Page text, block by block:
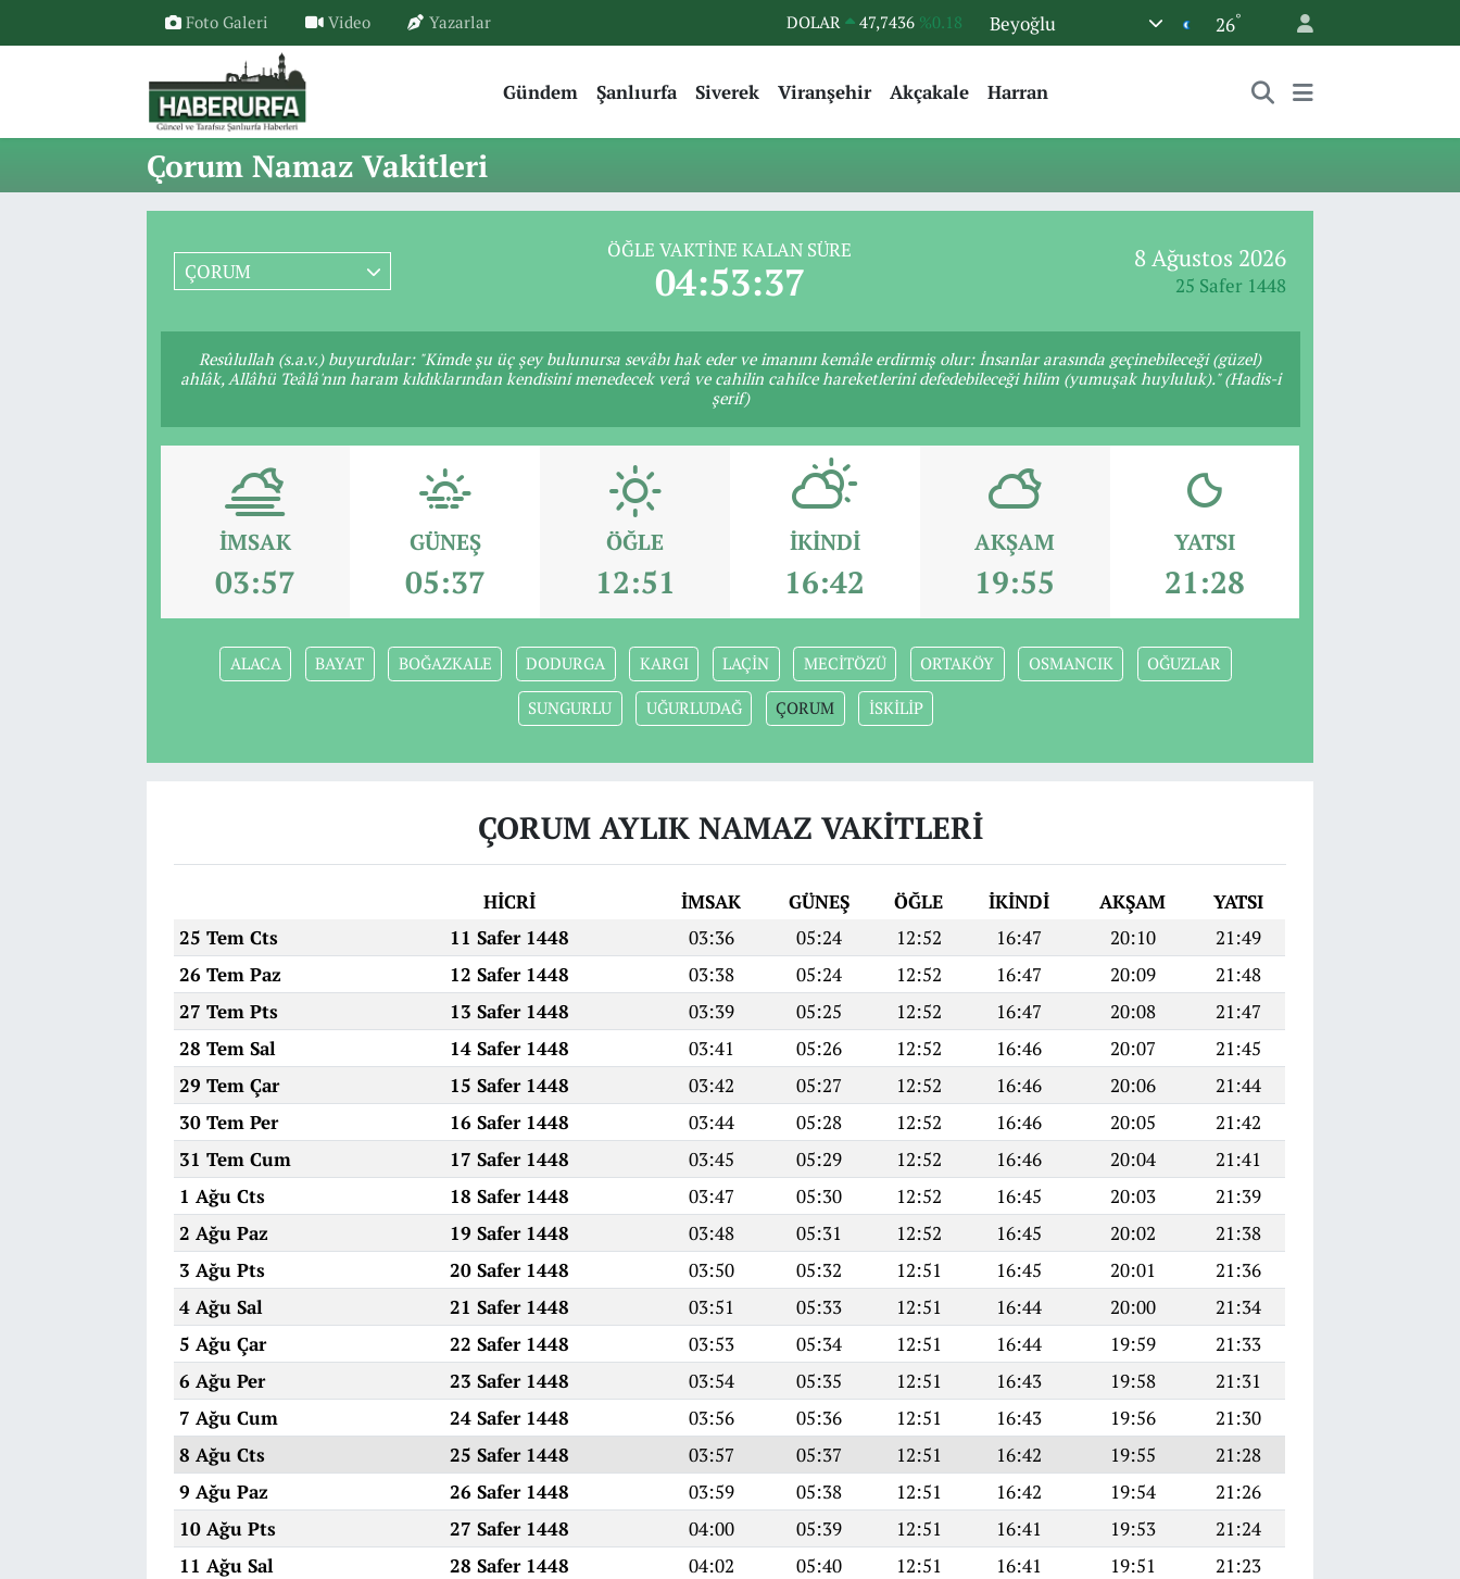
Foto Galeri Video Yazarlar DOLAR 47,7436 %0.18
STERLİN
64,4811 %0.38
GRAM ALTIN
6660.55 %0.03
BITCOIN
64.959,79 %1.11
Beyoğlu 26°
Gündem Şanlıurfa Siverek Viranşehir Akçakale Harran
Çorum Namaz Vakitleri
ÇORUM
ÖĞLE VAKTINE KALAN SÜRE
04:53:37 8 Ağustos 2026
25 Safer 1448
Resûlullah (s.a.v.) buyurdular: "Kimde şu üç şey bulunursa sevâbı hak eder ve imanını kemâle erdirmiş olur: İnsanlar arasında geçinebileceği (güzel)
ahlâk, Allâhü Teâlâ'nın haram kıldıklarından kendisini menedecek verâ ve cahilin cahilce hareketlerini defedebileceği hilim (yumuşak huyluluk)." (Hadis-i
şerif)
İMSAK
03:57
GÜNEŞ
05:37
ÖĞLE
12:51
İKINDI
16:42
AKŞAM
19:55
YATSI
21:28
ALACA BAYAT BOĞAZKALE DODURGA KARGI LAÇİN MECİTÖZÜ ORTAKÖY OSMANCIK OĞUZLAR
SUNGURLU UĞURLUDAĞ ÇORUM İSKİLİP
ÇORUM AYLIK NAMAZ VAKITLERI
HİCRİ İMSAK GÜNEŞ ÖĞLE İKINDI AKŞAM
YATSI
25 Tem Cts
11 Safer 1448 03:36 05:24 12:52 16:47 20:10
21:49
26 Tem Paz
12 Safer 1448 03:38 05:24 12:52 16:47 20:09
21:48
27 Tem Pts
13 Safer 1448 03:39 05:25 12:52 16:47 20:08
21:47
28 Tem Sal
14 Safer 1448 03:41 05:26 12:52 16:46 20:07
21:45
29 Tem Çar
15 Safer 1448 03:42 05:27 12:52 16:46 20:06
21:44
30 Tem Per
16 Safer 1448 03:44 05:28 12:52 16:46 20:05
21:42
31 Tem Cum
17 Safer 1448 03:45 05:29 12:52 16:46 20:04
21:41
1 Ağu Cts
18 Safer 1448 03:47 05:30 12:52 16:45 20:03
21:39
2 Ağu Paz
19 Safer 1448 03:48 05:31 12:52 16:45 20:02
21:38
3 Ağu Pts
20 Safer 1448 03:50 05:32 12:51 16:45 20:01
21:36
4 Ağu Sal
21 Safer 1448 03:51 05:33 12:51 16:44 20:00
21:34
5 Ağu Çar
22 Safer 1448 03:53 05:34 12:51 16:44 19:59
21:33
6 Ağu Per
23 Safer 1448 03:54 05:35 12:51 16:43 19:58
21:31
7 Ağu Cum
24 Safer 1448 03:56 05:36 12:51 16:43 19:56
21:30
8 Ağu Cts
25 Safer 1448 03:57 05:37 12:51 16:42 19:55
21:28
9 Ağu Paz
26 Safer 1448 03:59 05:38 12:51 16:42 19:54
21:26
10 Ağu Pts
27 Safer 1448 04:00 05:39 12:51 16:41 19:53
21:24
11 Ağu Sal
28 Safer 1448 04:02 05:40 12:51 16:41 19:51
21:23